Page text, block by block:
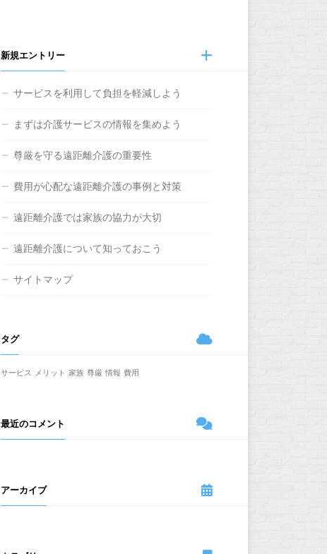
新規エントリー
サービスを利用して負担を軽減しよう
まずは介護サービスの情報を集めよう
尊厳を守る遠距離介護の重要性
費用が心配な遠距離介護の事例と対策
遠距離介護では家族の協力が大切
遠距離介護について知っておこう
サイトマップ
タグ
サービス メリット 家族 尊厳 情報 費用
最近のコメント
アーカイブ